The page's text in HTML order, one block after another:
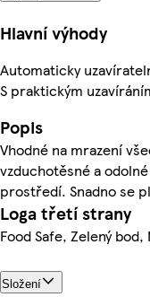
Hlavní výhody
Automaticky
S praktickým
Popis
Vhodné na mrazení
vzduchotěsné a
prostředí. Snadno se
Loga třetí strany
Food Safe, Zelený bod,
Složení